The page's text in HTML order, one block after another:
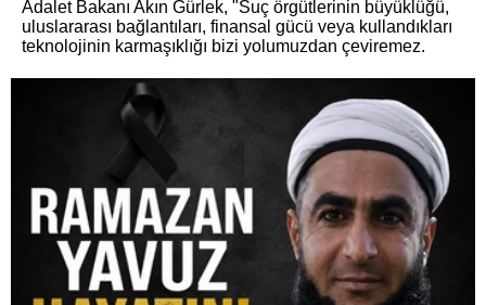
Adalet Bakanı Akın Gürlek, "Suç örgütlerinin büyüklüğü,
uluslararası bağlantıları, finansal gücü veya kullandıkları
teknolojinin karmaşıklığı bizi yolumuzdan çeviremez.